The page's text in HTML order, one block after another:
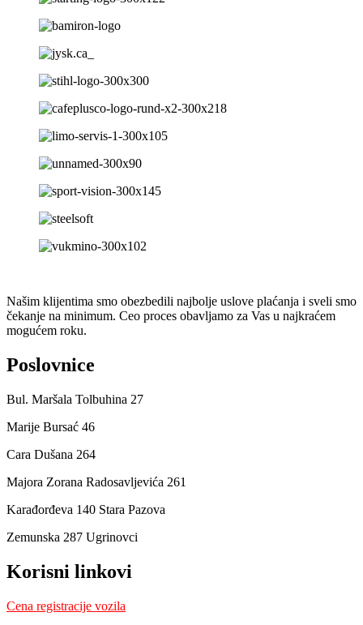
Našim klijentima smo obezbedili najbolje uslove plaćanja i sveli smo
čekanje na minimum. Ceo proces obavljamo za Vas u najkraćem
mogućem roku.
Poslovnice
Bul. Maršala Tolbuhina 27
Marije Bursać 46
Cara Dušana 264
Majora Zorana Radosavljevića 261
Karađorđeva 140 Stara Pazova
Zemunska 287 Ugrinovci
Korisni linkovi
Cena registracije vozila